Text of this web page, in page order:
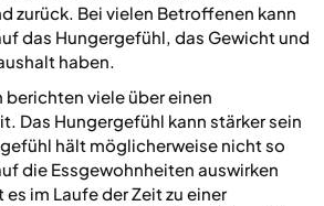
zurück. Bei vielen Betroffenen kann
das Hungergefühl, das Gewicht und
haben.
berichten viele über einen
Das Hungergefühl kann stärker sein
hält möglicherweise nicht so
die Essgewohnheiten auswirken
im Laufe der Zeit zu einer